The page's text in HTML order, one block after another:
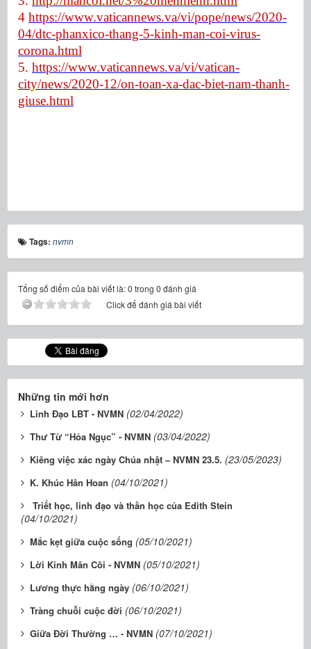
4 https://www.vaticannews.va/vi/pope/news/2020-
04/dtc-phanxico-thang-5-kinh-man-coi-virus-
corona.html
5. https://www.vaticannews.va/vi/vatican-
city/news/2020-12/on-toan-xa-dac-biet-nam-thanh-
giuse.html
Tags: nvmn
Tổng số điểm của bài viết là: 0 trong 0 đánh giá
Click để đánh giá bài viết
Những tin mới hơn
Linh Đạo LBT - NVMN (02/04/2022)
Thư Từ “Hỏa Ngục” - NVMN (03/04/2022)
Kiêng việc xác ngày Chúa nhật – NVMN 23.5. (23/05/2023)
K. Khúc Hân Hoan (04/10/2021)
Triết học, linh đạo và thần học của Edith Stein
(04/10/2021)
Mắc kẹt giữa cuộc sống (05/10/2021)
Lời Kinh Mân Côi - NVMN (05/10/2021)
Lương thực hằng ngày (06/10/2021)
Tràng chuỗi cuộc đời (06/10/2021)
Giữa Đời Thường … - NVMN (07/10/2021)